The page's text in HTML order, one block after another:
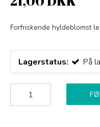
Forfriskende hyldeblomst
Lagerstatus: På